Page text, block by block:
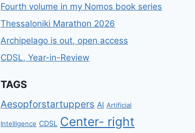
Fourth volume in my Nomos book series
Thessaloniki Marathon 2026
Archipelago is out, open access
CDSL, Year-in-Review
TAGS
Aesopforstartuppers AI Artificial
Intelligence CDSL
Center- right